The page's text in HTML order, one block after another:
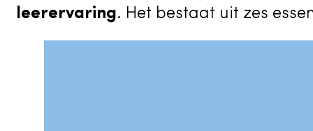
leerervaring. Het bestaat uit zes